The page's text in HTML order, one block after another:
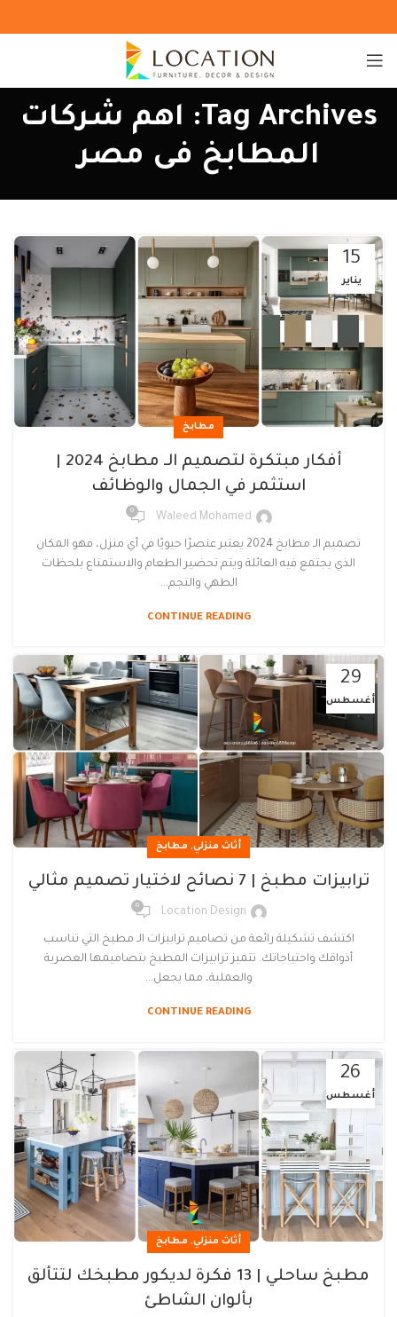
Tag Archives: اهم شركات
المطابخ فى مصر
15
يناير
مطابخ
استثمر في الجمال والوظائف
Waleed Mohamed
0
تصميم الـ مطابخ 2024 يعتبر عنصرًا حيويًا في أي منزل، فهو المكان
الذي يجتمع فيه العائلة ويتم تحضير الطعام والاستمتاع بلحظات
الطهي والتجم...
CONTINUE READING
29
أغسطس
أثاث منزلي, مطابخ
ترابيزات مطبخ | 7 نصائح لاختيار تصميم مثالي
Location Design
0
اكتشف تشكيلة رائعة من تصاميم ترابيزات الـ مطبخ التي تناسب
أذواقك واحتياجاتك. تتميز ترابيزات المطبخ بتصاميمها العصرية
والعملية، مما يجعل...
CONTINUE READING
26
أغسطس
أثاث منزلي, مطابخ
مطبخ ساحلي | 13 فكرة لديكور مطبخك لتتألق
بألوان الشاطئ